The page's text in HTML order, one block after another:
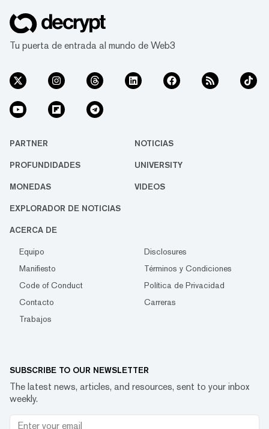
Tu puerta de entrada al mundo de Web3
PARTNER NOTICIAS
PROFUNDIDADES UNIVERSITY
MONEDAS VIDEOS
EXPLORADOR DE NOTICIAS
ACERCA DE
Equipo
Disclosures
Manifiesto
Términos y Condiciones
Code of Conduct
Política de Privacidad
Contacto
Carreras
Trabajos
SUBSCRIBE TO OUR NEWSLETTER
The latest news, articles, and resources, sent to your inbox
weekly.